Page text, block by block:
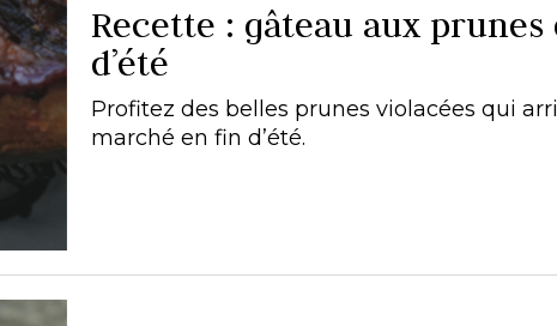
Recette : gâteau aux
d’été
Profitez des belles prunes violacées qui
marché en fin d’été.